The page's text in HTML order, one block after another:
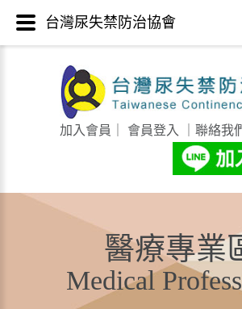
加入會員 會員登入 聯絡我
醫療專業
Medical
台灣尿失禁防治協會